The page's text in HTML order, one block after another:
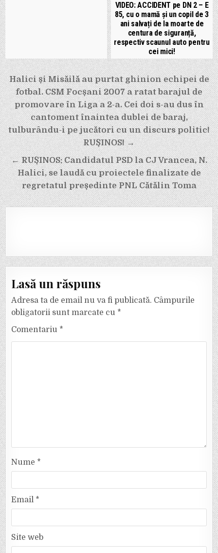
VIDEO: ACCIDENT pe DN 2 – E
85, cu o mamă și un copil de 3
ani salvați de la moarte de
centura de siguranță,
respectiv scaunul auto pentru
cei mici!
Navigare
în
articole
Halici și Misăilă au purtat ghinion echipei de
fotbal. CSM Focșani 2007 a ratat barajul de
promovare în Liga a 2-a. Cei doi s-au dus în
cantoment înaintea dublei de baraj,
tulburându-i pe jucători cu un discurs politic!
RUȘINOS! →
← RUȘINOS: Candidatul PSD la CJ Vrancea, N.
Halici, se laudă cu proiectele finalizate de
regretatul președinte PNL Cătălin Toma
Lasă un răspuns
Adresa ta de email nu va fi publicată. Câmpurile
obligatorii sunt marcate cu *
Comentariu *
Nume *
Email *
Site web